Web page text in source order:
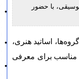
با حضور
اساتید هنری،
مناسب برای معرفی